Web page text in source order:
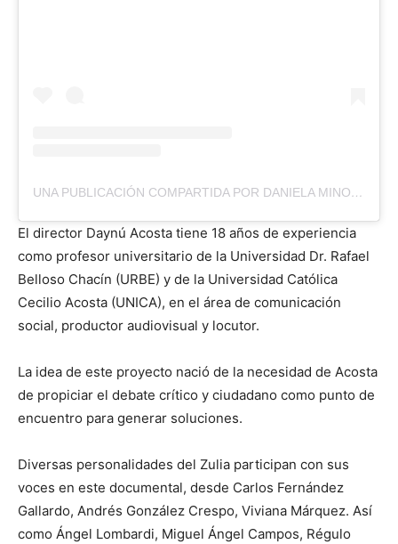
UNA PUBLICACIÓN COMPARTIDA POR DANIELA MINORTA (@MINORTADANIELA)
El director Daynú Acosta tiene 18 años de experiencia
como profesor universitario de la Universidad Dr. Rafael
Belloso Chacín (URBE) y de la Universidad Católica
Cecilio Acosta (UNICA), en el área de comunicación
social, productor audiovisual y locutor.
La idea de este proyecto nació de la necesidad de Acosta
de propiciar el debate crítico y ciudadano como punto de
encuentro para generar soluciones.
Diversas personalidades del Zulia participan con sus
voces en este documental, desde Carlos Fernández
Gallardo, Andrés González Crespo, Viviana Márquez. Así
como Ángel Lombardi, Miguel Ángel Campos, Régulo